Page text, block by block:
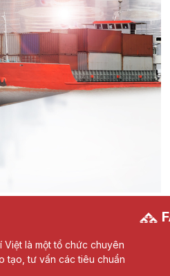
Việt là một tổ chức chuyên
tạo, tư vấn các tiêu chuẩn